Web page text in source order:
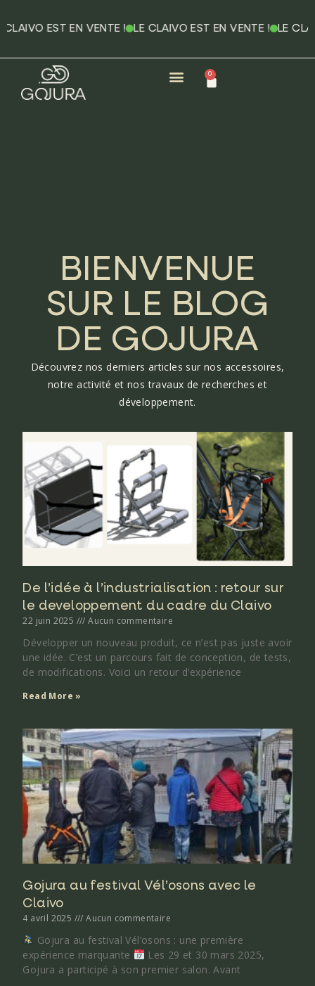
LE CLAIVO EST EN VENTE ! LE CLAIVO EST EN VENTE ! LE
0
BIENVENUE
SUR LE BLOG
DE GOJURA
Découvrez nos derniers articles sur nos accessoires,
notre activité et nos travaux de recherches et
développement.
De l’idée à l’industrialisation : retour sur
le developpement du cadre du Claivo
22 juin 2025 Aucun commentaire
Développer un nouveau produit, ce n’est pas juste avoir
une idée. C’est un parcours fait de conception, de tests,
de modifications. Voici un retour d’expérience
Read More »
Gojura au festival Vél’osons avec le
Claivo
4 avril 2025 Aucun commentaire
Gojura au festival Vél’osons : une première
expérience marquante
Les 29 et 30 mars 2025,
Gojura a participé à son premier salon. Avant